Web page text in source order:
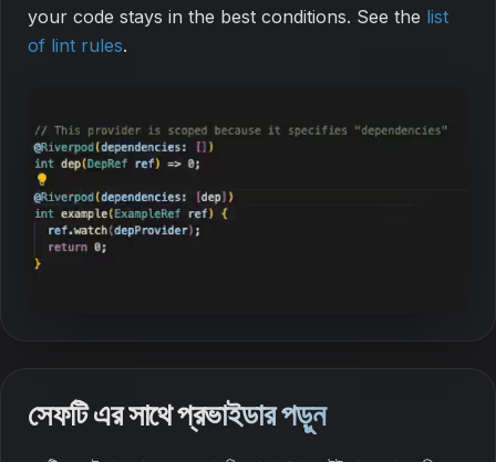
your code stays in the best conditions. See the list
of lint rules.
সেফটি এর সাথে প্রভাইডার পড়ুন